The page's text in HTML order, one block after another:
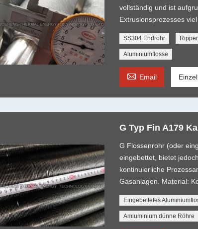
vollständig und ist
Extrusionsprozesses
SS304 Endrohr
Aluminiumflosse
 Email
G Typ Fin A179
G Flossenrohr (oder
eingebettet, bietet
kontinuierliche
Gasanlagen. Material:
Eingebettetes
Amluminium dünne Röhre